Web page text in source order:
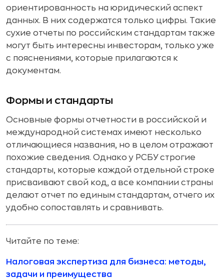
ориентированность на юридический аспект
данных. В них содержатся только цифры. Такие
сухие отчеты по российским стандартам также
могут быть интересны инвесторам, только уже
с пояснениями, которые прилагаются к
документам.
Формы и стандарты
Основные формы отчетности в российской и
международной системах имеют несколько
отличающиеся названия, но в целом отражают
похожие сведения. Однако у РСБУ строгие
стандарты, которые каждой отдельной строке
присваивают свой код, а все компании страны
делают отчет по единым стандартам, отчего их
удобно сопоставлять и сравнивать.
Читайте по теме:
Налоговая экспертиза для бизнеса: методы,
задачи и преимущества